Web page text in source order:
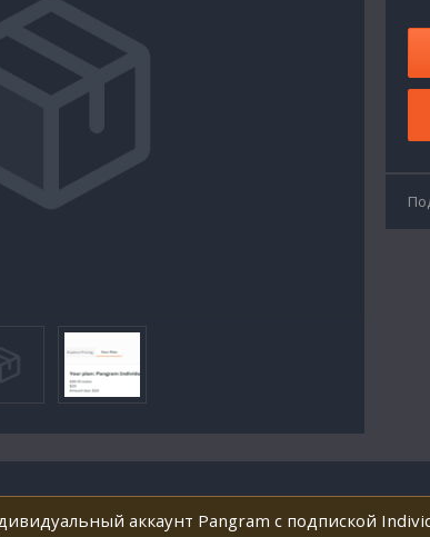
аккаунт Pangram с подпиской